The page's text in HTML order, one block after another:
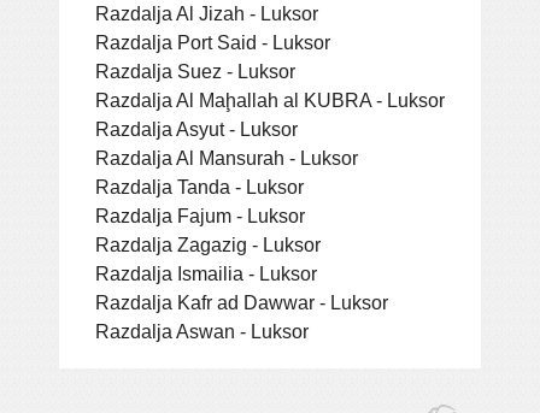
Razdalja Al Jizah - Luksor
Razdalja Port Said - Luksor
Razdalja Suez - Luksor
Razdalja Al Maḩallah al KUBRA - Luksor
Razdalja Asyut - Luksor
Razdalja Al Mansurah - Luksor
Razdalja Tanda - Luksor
Razdalja Fajum - Luksor
Razdalja Zagazig - Luksor
Razdalja Ismailia - Luksor
Razdalja Kafr ad Dawwar - Luksor
Razdalja Aswan - Luksor